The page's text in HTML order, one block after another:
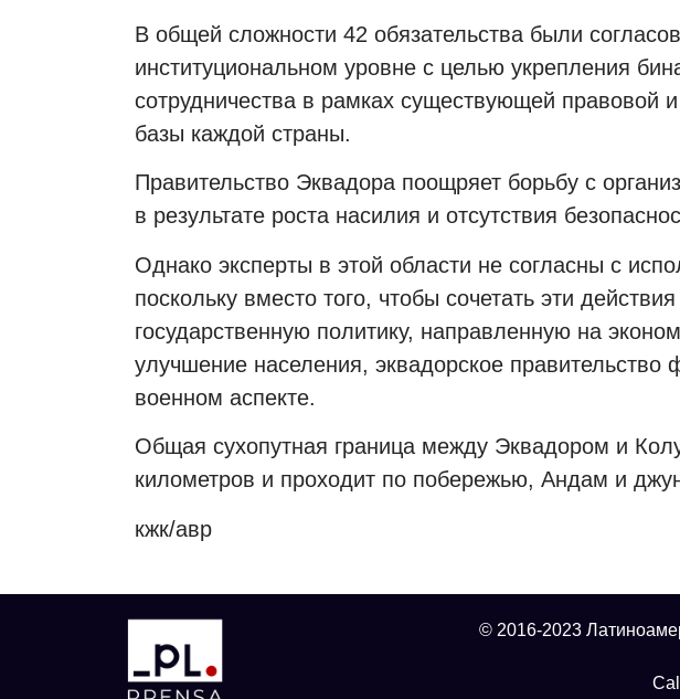
В общей сложности 42 обязательства были
институциональном уровне с целью укрепления
сотрудничества в рамках существующей правовой
базы каждой страны.
Правительство Эквадора поощряет борьбу с
в результате роста насилия и отсутствия
Однако эксперты в этой области не согласны с
поскольку вместо того, чтобы сочетать эти
государственную политику, направленную на
улучшение населения, эквадорское правительство
военном аспекте.
Общая сухопутная граница между Эквадором и
километров и проходит по побережью, Андам и
кжк/авр
© 2016-2023